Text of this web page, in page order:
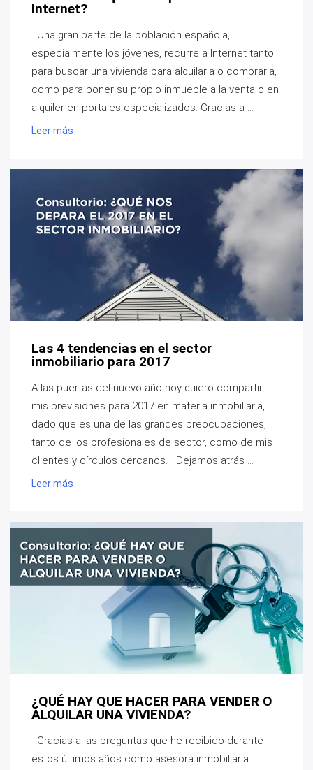
Internet?
Una gran parte de la población española,
especialmente los jóvenes, recurre a Internet tanto
para buscar una vivienda para alquilarla o comprarla,
como para poner su propio inmueble a la venta o en
alquiler en portales especializados. Gracias a ...
Leer más
Las 4 tendencias en el sector
inmobiliario para 2017
A las puertas del nuevo año hoy quiero compartir
mis previsiones para 2017 en materia inmobiliaria,
dado que es una de las grandes preocupaciones,
tanto de los profesionales de sector, como de mis
clientes y círculos cercanos. Dejamos atrás ...
Leer más
¿QUÉ HAY QUE HACER PARA VENDER O
ALQUILAR UNA VIVIENDA?
Gracias a las preguntas que he recibido durante
estos últimos años como asesora inmobiliaria